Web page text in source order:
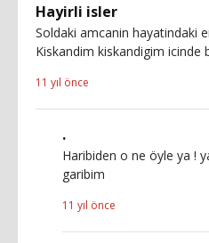
Hayirli isler
Soldaki amcanin hayatindaki
Kiskandim kiskandigim icinde
11 yıl önce
.
Haribiden o ne öyle ya !
garibim
11 yıl önce